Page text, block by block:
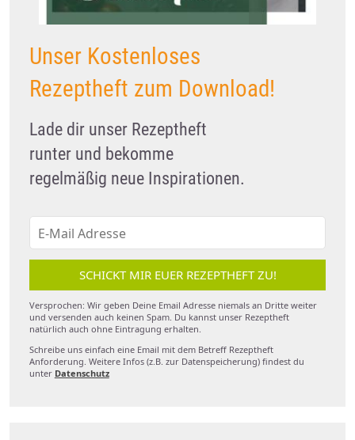
Unser Kostenloses
Rezeptheft zum Download!
Lade dir unser Rezeptheft
runter und bekomme
regelmäßig neue Inspirationen.
SCHICKT MIR EUER REZEPTHEFT ZU!
Versprochen: Wir geben Deine Email Adresse niemals an Dritte weiter
und versenden auch keinen Spam. Du kannst unser Rezeptheft
natürlich auch ohne Eintragung erhalten.
Schreibe uns einfach eine Email mit dem Betreff Rezeptheft
Anforderung. Weitere Infos (z.B. zur Datenspeicherung) findest du
unter Datenschutz